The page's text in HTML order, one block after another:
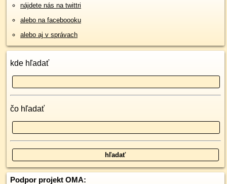
nájdete nás na twittri
alebo na faceboooku
alebo aj v správach
kde hľadať
čo hľadať
Podpor projekt OMA: